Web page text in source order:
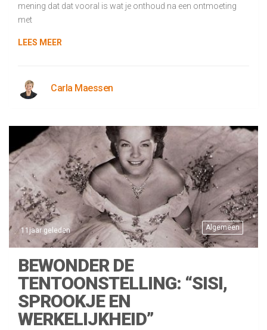
mening dat dat vooral is wat je onthoud na een ontmoeting
met
LEES MEER
Carla Maessen
Algemeen
11jaar geleden
BEWONDER DE
TENTOONSTELLING: “SISI,
SPROOKJE EN
WERKELIJKHEID”